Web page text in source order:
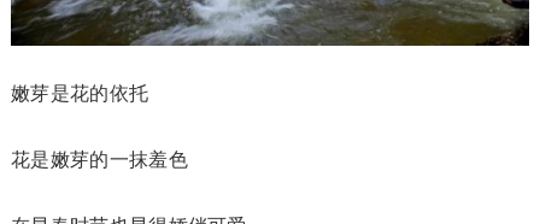
嫩芽是花的依托
花是嫩芽的一抹羞色